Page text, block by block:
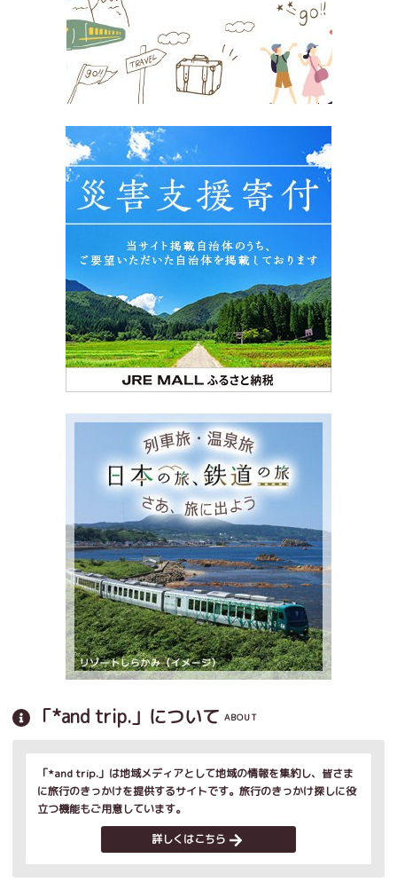
「*and trip.」について ABOUT
「*and trip.」は地域メディアとして地域の情報を集約し、皆さま
に旅行のきっかけを提供するサイトです。旅行のきっかけ探しに役
立つ機能もご用意しています。
詳しくはこちら